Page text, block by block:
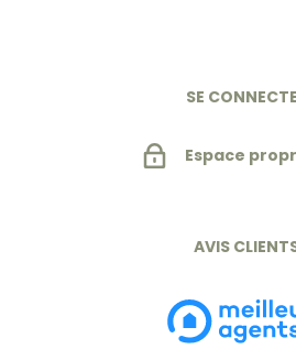
SE
Espace
AVIS